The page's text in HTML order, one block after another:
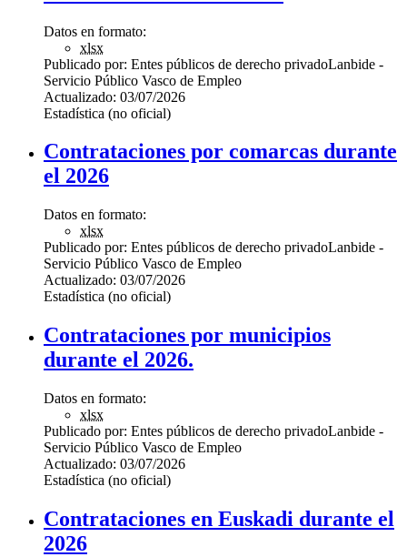
Datos en formato:
xlsx
Publicado por: Entes públicos de derecho privadoLanbide -
Servicio Público Vasco de Empleo
Actualizado: 03/07/2026
Estadística (no oficial)
Contrataciones por comarcas durante
el 2026
Datos en formato:
xlsx
Publicado por: Entes públicos de derecho privadoLanbide -
Servicio Público Vasco de Empleo
Actualizado: 03/07/2026
Estadística (no oficial)
Contrataciones por municipios
durante el 2026.
Datos en formato:
xlsx
Publicado por: Entes públicos de derecho privadoLanbide -
Servicio Público Vasco de Empleo
Actualizado: 03/07/2026
Estadística (no oficial)
Contrataciones en Euskadi durante el
2026